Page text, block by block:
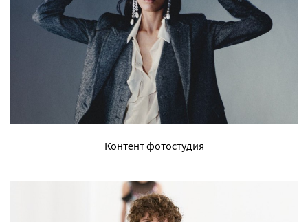
Контент фотостудия